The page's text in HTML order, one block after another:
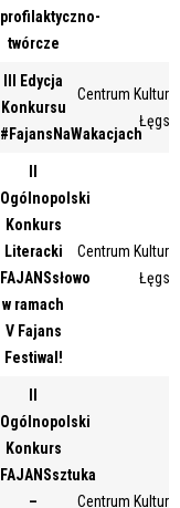
profilaktyczno-
twórcze
III Edycja
Konkursu
#FajansNaWakacjach
Centrum Kultury
Ogólnopolski
Konkurs
Literacki
FAJANSsłowo
w ramach
V Fajans
Festiwal!
Centrum Kultury
Ogólnopolski
Konkurs
FAJANSsztuka
–
Centrum Kultury